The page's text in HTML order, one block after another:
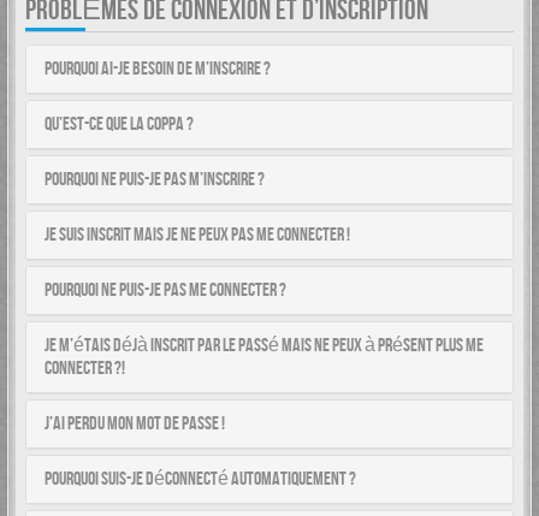
PROBLÈMES DE CONNEXION ET D’INSCRIPTION
Pourquoi ai-je besoin de m’inscrire ?
Qu’est-ce que la COPPA ?
Pourquoi ne puis-je pas m’inscrire ?
Je suis inscrit mais je ne peux pas me connecter !
Pourquoi ne puis-je pas me connecter ?
Je m’étais déjà inscrit par le passé mais ne peux à présent plus me
connecter ?!
J’ai perdu mon mot de passe !
Pourquoi suis-je déconnecté automatiquement ?